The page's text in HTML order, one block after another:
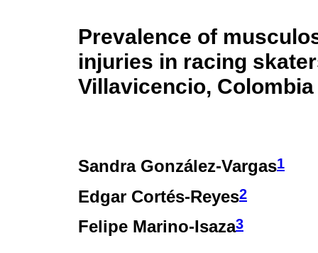
Prevalence of
injuries in racing
Villavicencio, Colombia
Sandra González-Vargas1
Edgar Cortés-Reyes2
Felipe Marino-Isaza3